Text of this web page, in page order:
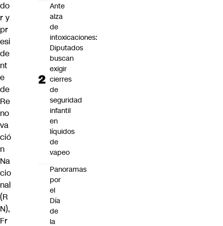
do
r y
pr
esi
de
nt
e
de
Re
no
va
ció
n
Na
cio
nal
(R
N),
Fr
Ante
alza
de
intoxicaciones:
Diputados
buscan
exigir
cierres
de
seguridad
infantil
en
líquidos
de
vapeo
Panoramas
por
el
Día
de
la